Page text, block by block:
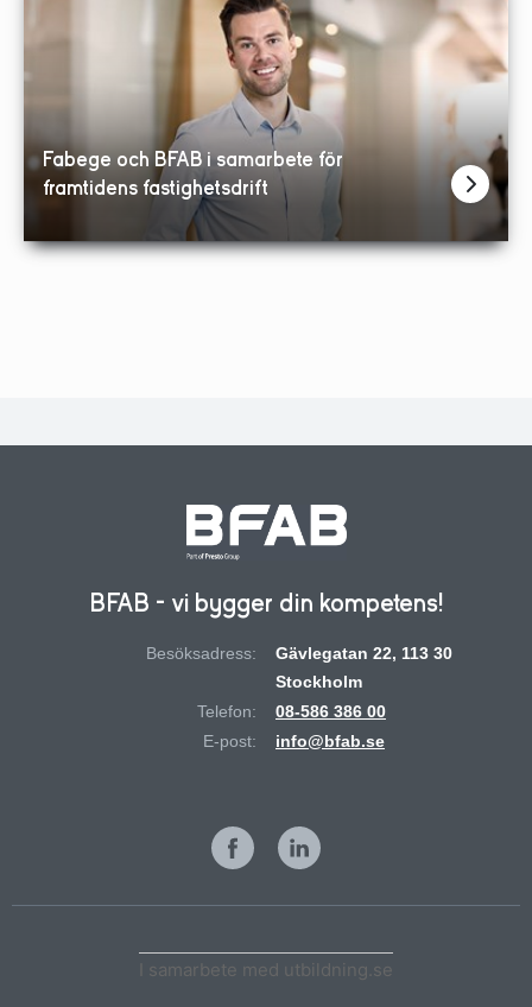
Fabege och BFAB i samarbete för
framtidens fastighetsdrift
BFAB - vi bygger din kompetens!
Besöksadress:
Gävlegatan 22, 113 30
Stockholm
Telefon:
08-586 386 00
E-post:
info@bfab.se
I samarbete med utbildning.se